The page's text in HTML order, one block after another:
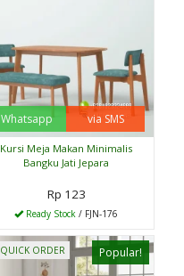
Whatsapp via SMS
Kursi Meja Makan Minimalis
Bangku Jati Jepara
Rp 123
Ready Stock / FJN-176
Popular!
QUICK ORDER